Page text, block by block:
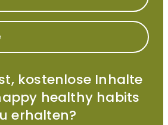
kostenlose Inhalte
healthy habits
erhalten?